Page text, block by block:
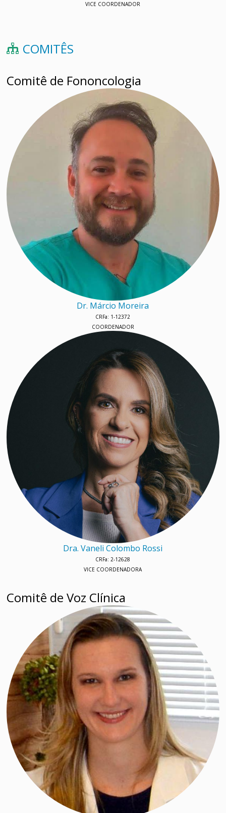
VICE COORDENADOR
COMITÊS
Comitê de Fononcologia
Dr. Márcio Moreira
CRFa: 1-12372
COORDENADOR
Dra. Vaneli Colombo Rossi
CRFa: 2-12628
VICE COORDENADORA
Comitê de Voz Clínica